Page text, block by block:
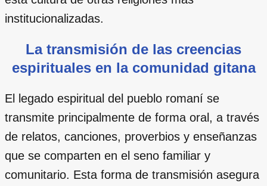
institucionalizadas.
La transmisión de las creencias
espirituales en la comunidad gitana
El legado espiritual del pueblo romaní se
transmite principalmente de forma oral, a través
de relatos, canciones, proverbios y enseñanzas
que se comparten en el seno familiar y
comunitario. Esta forma de transmisión asegura